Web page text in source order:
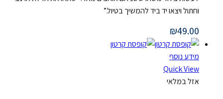
וחתול ויצאו יד ביד להמשיך בטיול.”
₪49.00
מידע נוסף
Quick View
אזל במלאי